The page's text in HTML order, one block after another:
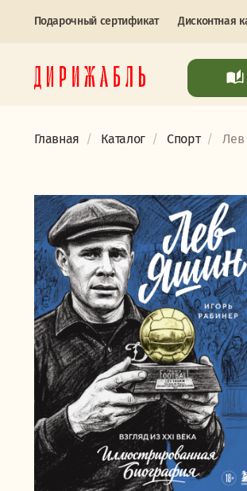
Подарочный сертификат Дисконтная
Главная Каталог Спорт Лев